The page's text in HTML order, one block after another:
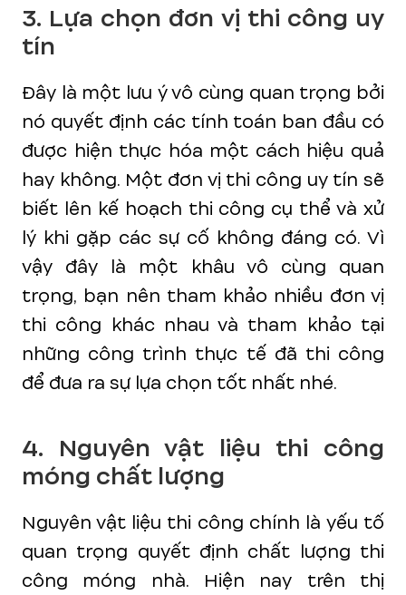
3. Lựa chọn đơn vị thi công uy
tín
Đây là một lưu ý vô cùng quan trọng bởi
nó quyết định các tính toán ban đầu có
được hiện thực hóa một cách hiệu quả
hay không. Một đơn vị thi công uy tín sẽ
biết lên kế hoạch thi công cụ thể và xử
lý khi gặp các sự cố không đáng có. Vì
vậy đây là một khâu vô cùng quan
trọng, bạn nên tham khảo nhiều đơn vị
thi công khác nhau và tham khảo tại
những công trình thực tế đã thi công
để đưa ra sự lựa chọn tốt nhất nhé.
4. Nguyên vật liệu thi công
móng chất lượng
Nguyên vật liệu thi công chính là yếu tố
quan trọng quyết định chất lượng thi
công móng nhà. Hiện nay trên thị